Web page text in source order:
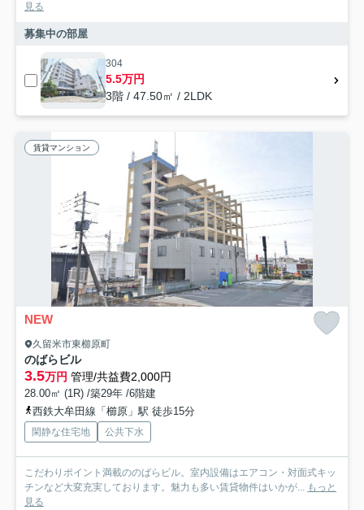
見る
募集中の部屋
304
5.5万円
3階 / 47.50㎡ / 2LDK
賃貸マンション
NEW
久留米市東櫛原町
のばらビル
3.5万円 管理/共益費2,000円
28.00㎡ (1R) /築29年 /6階建
西鉄大牟田線「櫛原」駅 徒歩15分
閑静な住宅地 公共下水
こだわりポイント満載ののばらビル。室内設備はエアコン・対面式キッ
チンなど大変充実しております。魅力も多い賃貸物件はいかが... もっと
見る